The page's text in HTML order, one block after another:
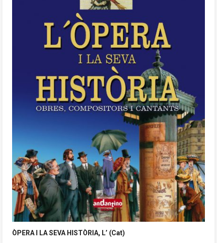
ÒPERA I LA SEVA HISTÒRIA, L’ (Cat)